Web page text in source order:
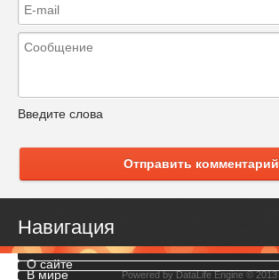
Введите слова
Отправить комментарий
Навигация
О сайте
В мире Powered by DataLife Engine© 2013